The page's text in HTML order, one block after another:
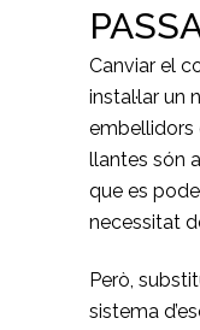
Canviar el
instal·lar un
embellidors
llantes són
que es
necessitat
Però,
sistema